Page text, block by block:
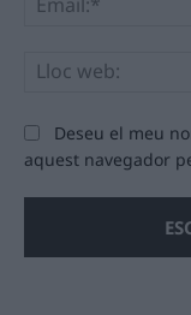
Deseu el meu
aquest navegador